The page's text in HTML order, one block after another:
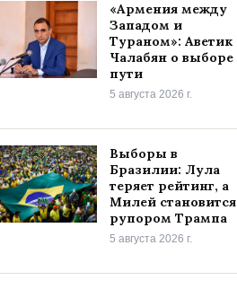
«Армения между
Западом и
Тураном»: Аветик
Чалабян о выборе
пути
5 августа 2026 г.
Выборы в
Бразилии: Лула
теряет рейтинг, а
Милей становится
рупором Трампа
5 августа 2026 г.